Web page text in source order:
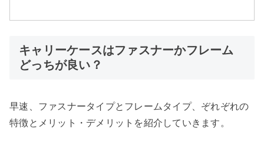
キャリーケースはファスナーかフレーム
どっちが良い？
早速、ファスナータイプとフレームタイプ、ぞれぞれの
特徴とメリット・デメリットを紹介していきます。